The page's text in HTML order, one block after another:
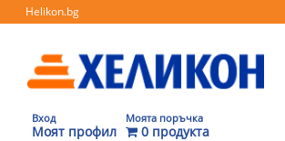
Helikon.bg
Вход
Моят профил
Моята поръчка
0 продукта